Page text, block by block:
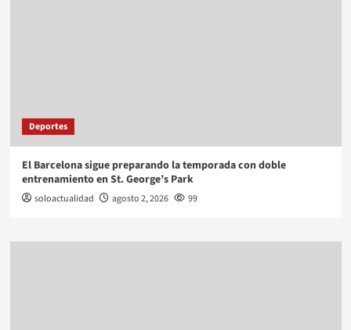
Deportes
El Barcelona sigue preparando la temporada con doble
entrenamiento en St. George’s Park
soloactualidad agosto 2, 2026 99